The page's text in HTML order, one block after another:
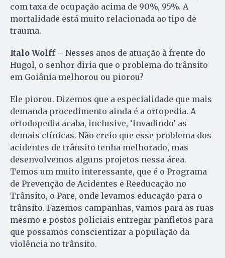
com taxa de ocupação acima de 90%, 95%. A
mortalidade está muito relacionada ao tipo de
trauma.
Italo Wolff – Nesses anos de atuação à frente do
Hugol, o senhor diria que o problema do trânsito
em Goiânia melhorou ou piorou?
Ele piorou. Dizemos que a especialidade que mais
demanda procedimento ainda é a ortopedia. A
ortodopedia acaba, inclusive, ‘invadindo’ as
demais clínicas. Não creio que esse problema dos
acidentes de trânsito tenha melhorado, mas
desenvolvemos alguns projetos nessa área.
Temos um muito interessante, que é o Programa
de Prevenção de Acidentes e Reeducação no
Trânsito, o Pare, onde levamos educação para o
trânsito. Fazemos campanhas, vamos para as ruas
mesmo e postos policiais entregar panfletos para
que possamos conscientizar a população da
violência no trânsito.